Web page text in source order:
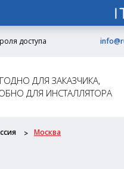
доступа
ДЛЯ ЗАКАЗЧИКА,
ДЛЯ ИНСТАЛЛЯТОРА
Москва